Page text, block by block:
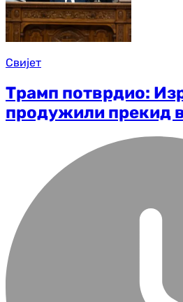
Свијет
Трамп потврдио:
продужили прекид